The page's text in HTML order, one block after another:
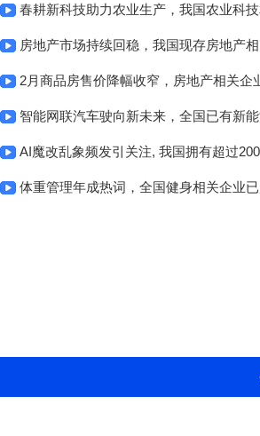
春耕新科技助力农业生产，我国农业科
房地产市场持续回稳，我国现存房地产
2月商品房售价降幅收窄，房地产相关企
智能网联汽车驶向新未来，全国已有新
AI魔改乱象频发引关注, 我国拥有超过
体重管理年成热词，全国健身相关企业